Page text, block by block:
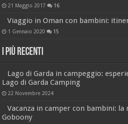
21 Maggio 2017 16
Viaggio in Oman con bambini:
1 Gennaio 2020 15
I più recenti
Lago di Garda in campeggio:
Lago di Garda Camping
22 Novembre 2024
Vacanza in camper con bambini: la
Goboony